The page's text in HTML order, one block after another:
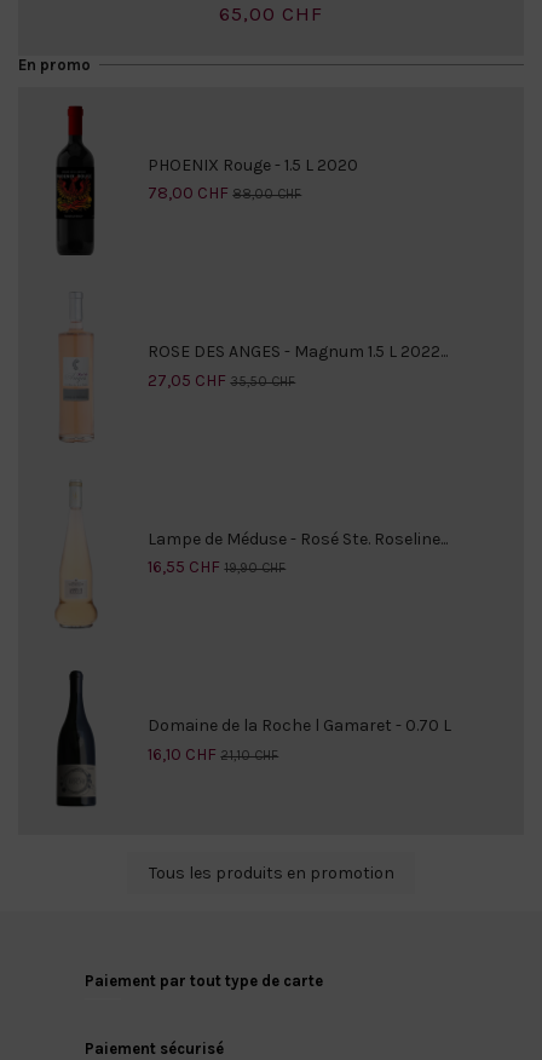
65,00 CHF
En promo
PHOENIX Rouge - 1.5 L 2020
78,00 CHF 88,00 CHF
ROSE DES ANGES - Magnum 1.5 L 2022...
27,05 CHF 35,50 CHF
Lampe de Méduse - Rosé Ste. Roseline...
16,55 CHF 19,90 CHF
Domaine de la Roche l Gamaret - 0.70 L
16,10 CHF 21,10 CHF
Tous les produits en promotion
Paiement par tout type de carte
Paiement sécurisé